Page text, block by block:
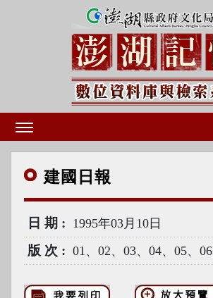
建國 日報
日期 1995年03月10日
版次 01、02、03、04、05、